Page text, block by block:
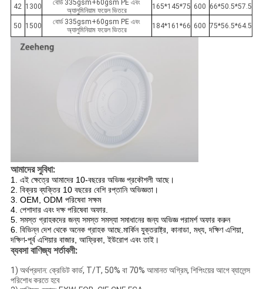
42 1300
বোর্ড 335gsm+60gsm PE এবং
অ্যালুমিনিয়াম ফয়েল ভিতরে
165*145*75 600 66*50.5*57.5
50 1500
বোর্ড 335gsm+60gsm PE এবং
অ্যালুমিনিয়াম ফয়েল ভিতরে
184*161*66 600 75*56.5*64.5
আমাদের সুবিধা:
1. এই ক্ষেত্রে আমাদের 10-বছরের অভিজ্ঞ প্রকৌশলী আছে।
2. বিক্রয় ব্যক্তির 10 বছরের বেশি রপ্তানি অভিজ্ঞতা।
3. OEM, ODM পরিষেবা সক্ষম
4. পেশাদার এবং দক্ষ পরিষেবা অফার.
5. সমস্ত গ্রাহকদের জন্য সমস্ত সমস্যা সমাধানের জন্য অভিজ্ঞ পরামর্শ অফার করুন
6. বিভিন্ন দেশ থেকে অনেক গ্রাহক আছে.মার্কিন যুক্তরাষ্ট্র, কানাডা, মধ্য, দক্ষিণ এশিয়া,
দক্ষিণ-পূর্ব এশিয়ার বাজার, আফ্রিকা, ইউরোপ এবং তাই।
ব্যবসা বাণিজ্য শর্তাবলী:
1) অর্থপ্রদান: ক্রেডিট কার্ড, T/T, 50% বা 70% আমানত অগ্রিম, শিপিংয়ের আগে ব্যালেন্স
পরিশোধ করতে হবে